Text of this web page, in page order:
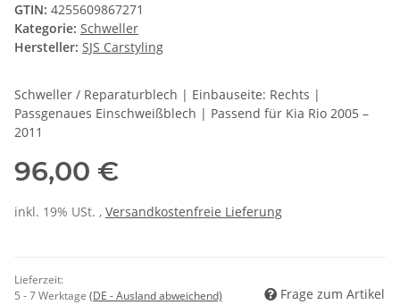
GTIN: 4255609867271
Kategorie: Schweller
Hersteller: SJS Carstyling
Schweller / Reparaturblech | Einbauseite: Rechts |
Passgenaues Einschweißblech | Passend für Kia Rio 2005 –
2011
96,00 €
inkl. 19% USt. , Versandkostenfreie Lieferung
Lieferzeit:
5 - 7 Werktage (DE - Ausland abweichend) Frage zum Artikel